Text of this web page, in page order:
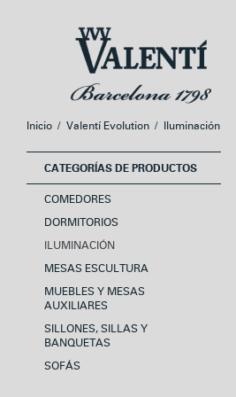
Inicio / Valentí Evolution / Iluminación
CATEGORÍAS DE PRODUCTOS
COMEDORES
DORMITORIOS
ILUMINACIÓN
MESAS ESCULTURA
MUEBLES Y MESAS
AUXILIARES
SILLONES, SILLAS Y
BANQUETAS
SOFÁS